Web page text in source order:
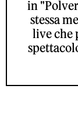
in
stessa
live che